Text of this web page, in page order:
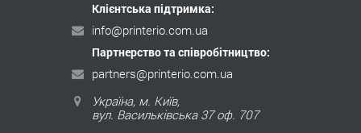
Клієнтська підтримка:
info@printerio.com.ua
Партнерство та співробітництво:
partners@printerio.com.ua
Україна, м. Київ,
вул. Васильківська 37 оф. 707